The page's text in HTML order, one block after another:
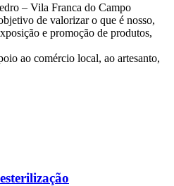
– Vila Franca do Campo
de valorizar o que é nosso,
e promoção de produtos,
ao comércio local, ao artesanto,